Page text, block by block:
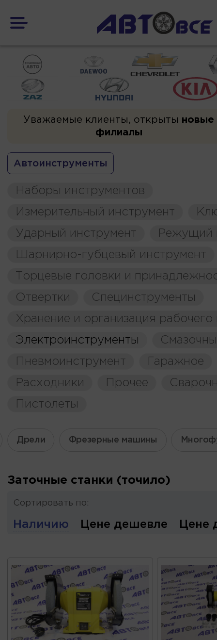
Уважаемые клиенты, открыты новые
филиалы
Автоинструменты
Наборы инструментов
Измерительный инструмент
Ударный инструмент
Режущий
Шарнирно-губцевый инструмент
Торцевые головки и
Отвертки
Специнструменты
Хранение и организация рабочего
Электроинструменты
Пневмоинструмент
Гаражное
Расходники
Прочее
Пистолеты
Дрели Фрезерные машины
Заточные станки (точило)
Сортировать по:
Наличию Цене дешевле Цене